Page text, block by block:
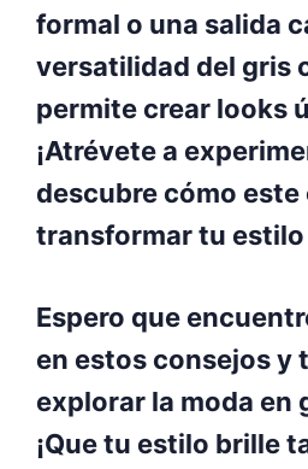
formal o una salida
versatilidad del gris
permite crear looks
¡Atrévete a
descubre cómo
transformar tu
Espero que
en estos consejos y
explorar la moda en
¡Que tu estilo brille